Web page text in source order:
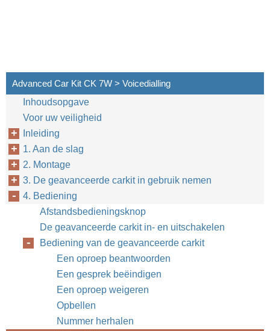
Advanced Car Kit CK 7W > Voicedialling
Inhoudsopgave
Voor uw veiligheid
Inleiding
1. Aan de slag
2. Montage
3. De geavanceerde carkit in gebruik nemen
4. Bediening
Afstandsbedieningsknop
De geavanceerde carkit in- en uitschakelen
Bediening van de geavanceerde carkit
Een oproep beantwoorden
Een gesprek beëindigen
Een oproep weigeren
Opbellen
Nummer herhalen